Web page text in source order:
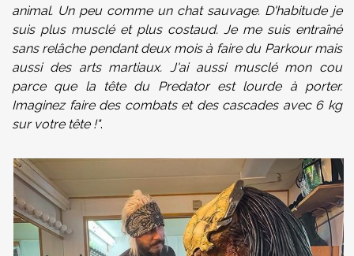
animal. Un peu comme un chat sauvage. D'habitude je
suis plus musclé et plus costaud. Je me suis entraîné
sans relâche pendant deux mois à faire du Parkour mais
aussi des arts martiaux. J'ai aussi musclé mon cou
parce que la tête du Predator est lourde à porter.
Imaginez faire des combats et des cascades avec 6 kg
sur votre tête !".